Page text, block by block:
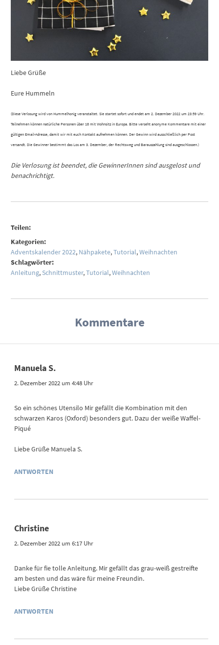
Liebe Grüße
Eure Hummeln
(Diese Verlosung wird von Hummelhonig veranstaltet. Sie startet sofort und endet am 2. Dezember 2022 um 23:59 Uhr.
Teilnehmen können natürliche Personen über 18 mit Wohnsitz in Europa. Bitte verseht anonyme Kommentare mit einer
gültigen Email-Adresse, damit wir mit euch Kontakt aufnehmen können. Der Gewinn wird ausschließlich per Post
versandt. Die Gewinner bestimmt das Los am 3. Dezember, der Rechtsweg und Barauszahlung sind ausgeschlossen.)
Die Verlosung ist beendet, die GewinnerInnen sind ausgelost und
benachrichtigt.
Teilen:
Kategorien:
Adventskalender 2022, Nähpakete,Tutorial,Weihnachten
Schlagwörter:
Anleitung, Schnittmuster,Tutorial,Weihnachten
Kommentare
Manuela S.
2. Dezember 2022 um 4:48 Uhr
So ein schönes Utensilo Mir gefällt die Kombination mit den
schwarzen Karos (Oxford) besonders gut. Dazu der weiße Waffel-
Piqué
Liebe Grüße Manuela S.
ANTWORTEN
Christine
2. Dezember 2022 um 6:17 Uhr
Danke für fie tolle Anleitung. Mir gefällt das grau-weiß gestreifte
am besten und das wäre für meine Freundin.
Liebe Grüße Christine
ANTWORTEN